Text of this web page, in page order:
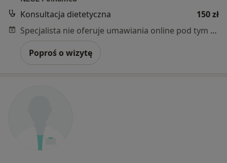
Konsultacja dietetyczna
150 zł
Specjalista nie oferuje umawiania online pod tym adresem.
Poproś o wizytę